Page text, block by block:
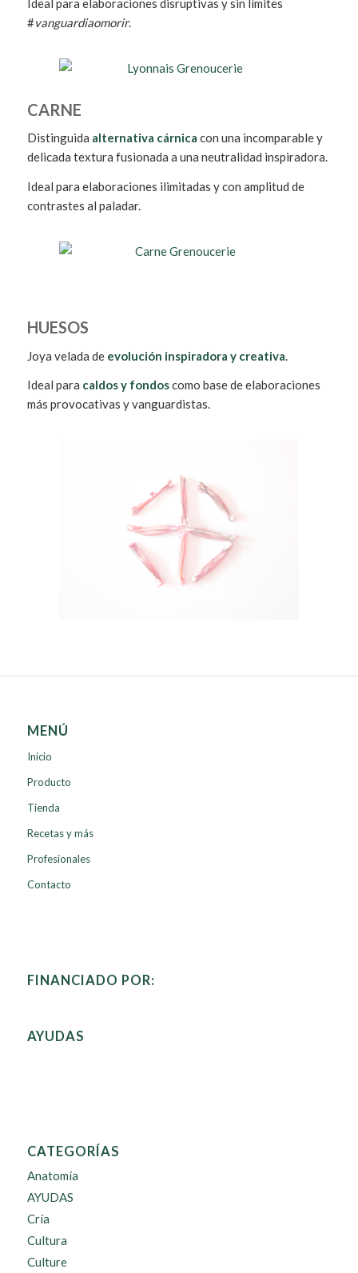
Ideal para elaboraciones disruptivas y sin límites
#vanguardiaomorir.
CARNE
Distinguida alternativa cárnica con una incomparable y
delicada textura fusionada a una neutralidad inspiradora.
Ideal para elaboraciones ilimitadas y con amplitud de
contrastes al paladar.
HUESOS
Joya velada de evolución inspiradora y creativa
Ideal para caldos y fondoscomo base de elaboraciones
más provocativas y vanguardistas.
MENÚ
Inicio
Producto
Tienda
Recetas y más
Profesionales
Contacto
FINANCIADO POR:
AYUDAS
CATEGORÍAS
Anatomía
AYUDAS
Cría
Cultura
Culture